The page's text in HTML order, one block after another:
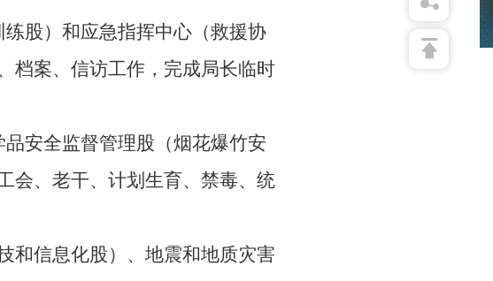
股）和应急指挥中心（救援协
档案、信访工作，完成局长临时
安全监督管理股（烟花爆竹安
会、老干、计划生育、禁毒、统
和信息化股）、地震和地质灾害